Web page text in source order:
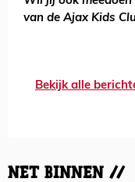
van de Ajax Kids
Bekijk alle
NET BINNEN //